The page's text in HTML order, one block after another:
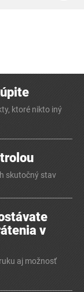
ktoré nikto iný
skutočný stav
v
aj možnosť